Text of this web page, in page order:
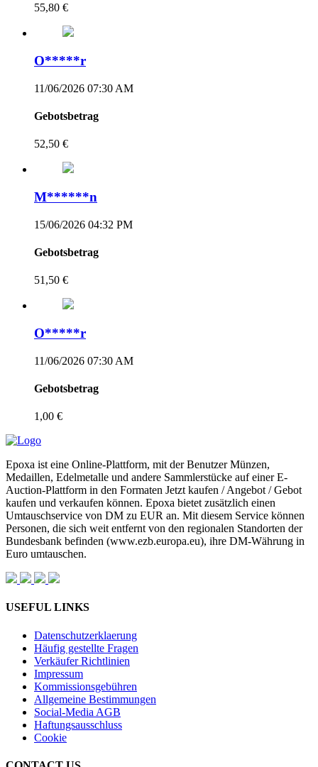
55,80 €
O*****r
11/06/2026 07:30 AM
Gebotsbetrag
52,50 €
M******n
15/06/2026 04:32 PM
Gebotsbetrag
51,50 €
O*****r
11/06/2026 07:30 AM
Gebotsbetrag
1,00 €
Epoxa ist eine Online-Plattform, mit der Benutzer Münzen,
Medaillen, Edelmetalle und andere Sammlerstücke auf einer E-
Auction-Plattform in den Formaten Jetzt kaufen / Angebot / Gebot
kaufen und verkaufen können. Epoxa bietet zusätzlich einen
Umtauschservice von DM zu EUR an. Mit diesem Service können
Personen, die sich weit entfernt von den regionalen Standorten der
Bundesbank befinden (www.ezb.europa.eu), ihre DM-Währung in
Euro umtauschen.
USEFUL LINKS
Datenschutzerklaerung
Häufig gestellte Fragen
Verkäufer Richtlinien
Impressum
Kommissionsgebühren
Allgemeine Bestimmungen
Social-Media AGB
Haftungsausschluss
Cookie